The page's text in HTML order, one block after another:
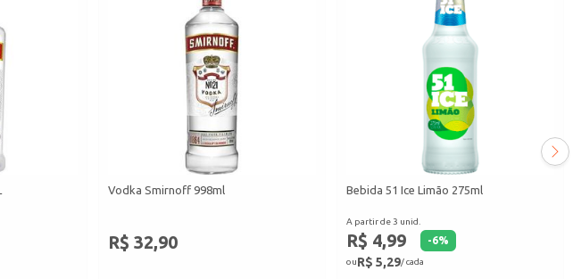
Vodka Smirnoff 998ml
R$ 32,90
Bebida 51 Ice Limão 275ml
A partir de 3 unid.
R$ 4,99 -6%
ouR$ 5,29/ cada